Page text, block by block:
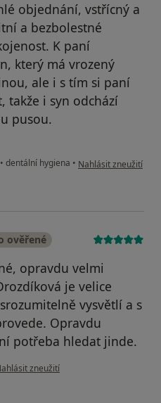
objednání, vstřícný a
a bezbolestné
K paní
který má vrozený
ale i s tím si paní
takže i syn odchází
pusou.
• dentální hygiena • podle názoru
Nahlásit zneužití
ověřené
opravdu velmi
je velice
vysvětlí a s
Opravdu
potřeba hledat jinde.
názoru uživatele Michal Krahulík
zneužití